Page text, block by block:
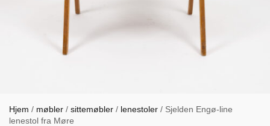
Hjem / møbler / sittemøbler / lenestoler / Sjelden Engø-line
lenestol fra Møre